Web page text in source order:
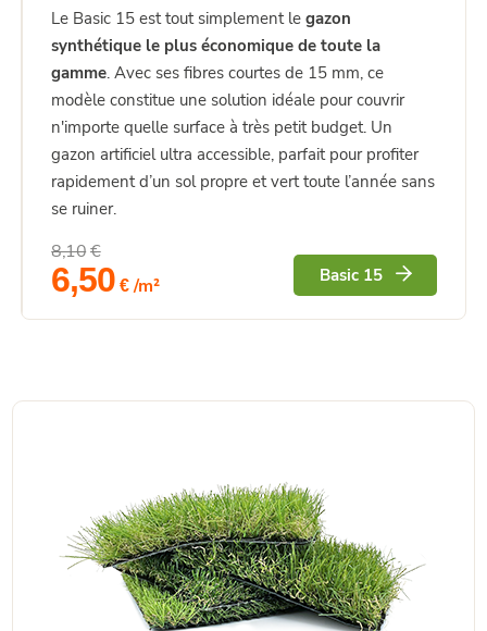
3.33
Le Basic 15 est tout simplement legazon
synthétique le plus économique de toute la
gamme. Avec ses fibres courtes de 15 mm, ce
modèle constitue une solution idéale pour couvrir
n'importe quelle surface à très petit budget. Un
gazon artificiel ultra accessible, parfait pour profiter
rapidement d’un sol propre et vert toute l’année sans
se ruiner.
8,10€
Le
prix
initial
était :
6,50 €prix
est :
/m² Basic 15